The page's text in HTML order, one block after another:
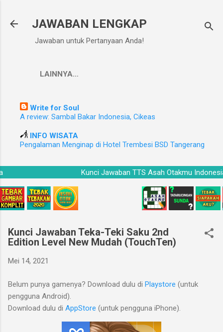
JAWABAN LENGKAP
Jawaban untuk Pertanyaan Anda!
LAINNYA…
Write for Soul
A review: Sambal Bakar Indonesia, Cikeas
INFO WISATA
Pengalaman Menginap di Hotel Trembesi BSD Tangerang
Kunci Jawaban TTS Asah Otakmu
Kunci Jawaban Teka-Teki Saku 2nd
Edition Level New Mudah (TouchTen)
Mei 14, 2021
Belum punya gamenya? Download dulu di Playstore (untuk
pengguna Android).
Download dulu di AppStore (untuk pengguna iPhone).